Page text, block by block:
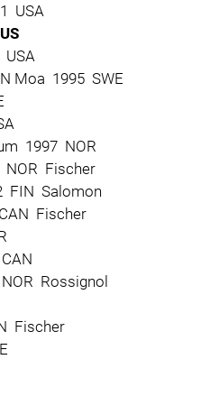
USA
USA
Moa 1995 SWE
1997 NOR
NOR Fischer
FIN Salomon
Fischer
Rossignol
Fischer